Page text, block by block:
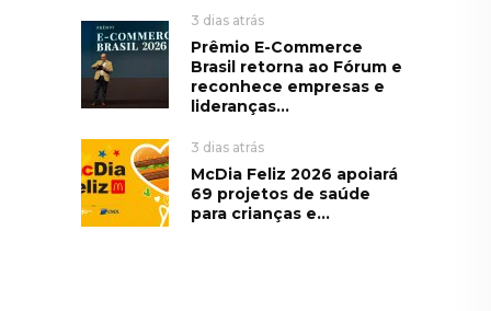
3 dias atrás
Prêmio E-Commerce
Brasil retorna ao Fórum e
reconhece empresas e
lideranças...
3 dias atrás
McDia Feliz 2026 apoiará
69 projetos de saúde
para crianças e...